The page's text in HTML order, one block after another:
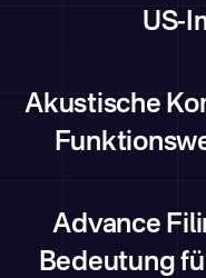
US-
Akustische
Advance
Bedeutung